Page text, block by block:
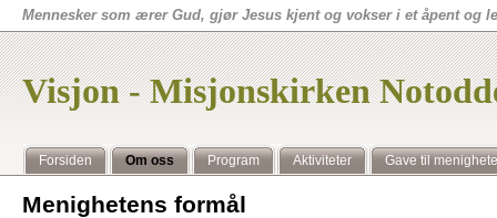
Mennesker som ærer Gud, gjør Jesus kjent og vokser i et åpent og
Visjon - Misjonskirken
Forsiden Om oss Program Aktiviteter Gave til
Menighetens formål